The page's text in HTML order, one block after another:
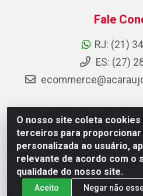
O nosso site coleta
terceiros para proporcionar
personalizada ao usuário,
relevante de acordo com o
qualidade do nosso site.
Aceito Negar não
Fale
RJ: (21)
ES: (27)
AC Araujo Distribuidora - Rua
São Cristóvão, Rio de
CNPJ